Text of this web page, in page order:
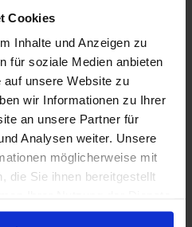
Cookies
Inhalte und Anzeigen zu
für soziale Medien anbieten
unsere Website zu
wir Informationen zu Ihrer
an unsere Partner für
Analysen weiter. Unsere
möglicherweise mit
die Sie ihnen bereitgestellt
Geen alternatieven